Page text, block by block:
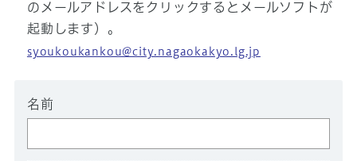
のメールアドレスをクリックするとメールソフトが
起動します）。
syoukoukankou@city.nagaokakyo.lg.jp
名前